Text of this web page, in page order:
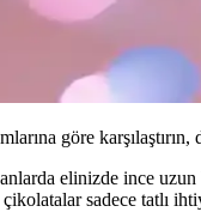
göre karşılaştırın,
elinizde ince uzun
sadece tatlı